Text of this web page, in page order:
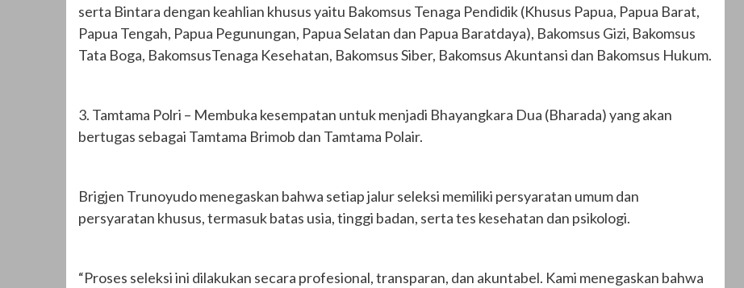
serta Bintara dengan keahlian khusus yaitu Bakomsus Tenaga Pendidik (Khusus Papua, Papua Barat,
Papua Tengah, Papua Pegunungan, Papua Selatan dan Papua Baratdaya), Bakomsus Gizi, Bakomsus
Tata Boga, BakomsusTenaga Kesehatan, Bakomsus Siber, Bakomsus Akuntansi dan Bakomsus Hukum.
3. Tamtama Polri – Membuka kesempatan untuk menjadi Bhayangkara Dua (Bharada) yang akan
bertugas sebagai Tamtama Brimob dan Tamtama Polair.
Brigjen Trunoyudo menegaskan bahwa setiap jalur seleksi memiliki persyaratan umum dan
persyaratan khusus, termasuk batas usia, tinggi badan, serta tes kesehatan dan psikologi.
“Proses seleksi ini dilakukan secara profesional, transparan, dan akuntabel. Kami menegaskan bahwa